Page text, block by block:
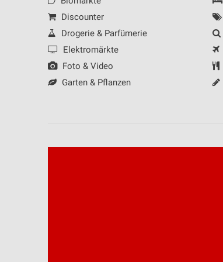
Discounter
Drogerie & Parfümerie
Elektromärkte
Foto & Video
Garten & Pflanzen